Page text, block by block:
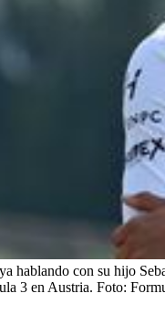
hablando con su hijo
3 en Austria. Foto: